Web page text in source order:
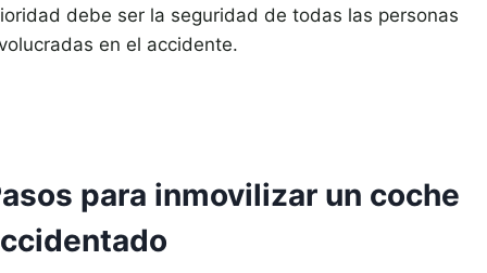
debe ser la seguridad de todas las personas
en el accidente.
para inmovilizar un coche